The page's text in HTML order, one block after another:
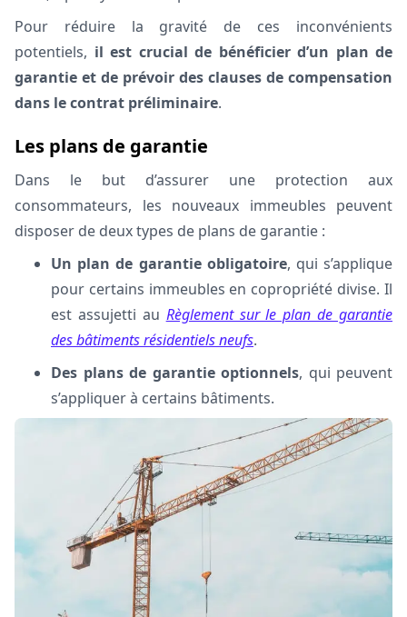
Pour réduire la gravité de ces inconvénients
potentiels, il est crucial de bénéficier d’un plan de
garantie et de prévoir des clauses de compensation
dans le contrat préliminaire.
Les plans de garantie
Dans le but d’assurer une protection aux
consommateurs, les nouveaux immeubles peuvent
disposer de deux types de plans de garantie :
Un plan de garantie obligatoire, qui s’applique
pour certains immeubles en copropriété divise. Il
est assujetti au Règlement sur le plan de garantie
des bâtiments résidentiels neufs.
Des plans de garantie optionnels, qui peuvent
s’appliquer à certains bâtiments.